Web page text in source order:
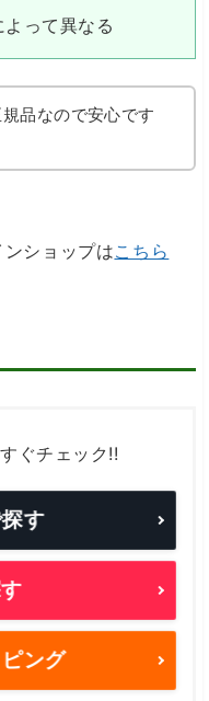
って異なる
品なので安心です
ショップはこちら
ぐチェック!!
す
ング